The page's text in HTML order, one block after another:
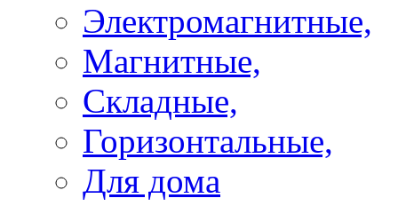
Электромагнитные,
Магнитные,
Складные,
Горизонтальные,
Для дома